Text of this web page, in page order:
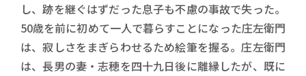
し、跡を継ぐはずだった息子も不慮の事故で失った。
50歳を前に初めて一人で暮らすことになった庄左衛門
は、寂しさをまぎらわせるため絵筆を握る。庄左衛門
は、長男の妻・志穂を四十九日後に離縁したが、既に